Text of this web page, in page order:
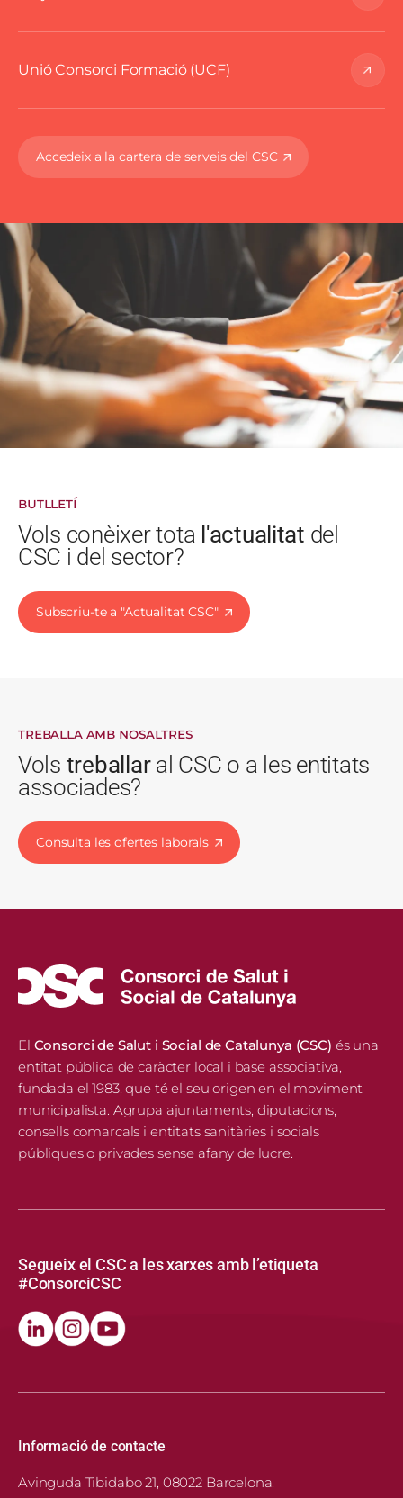
Unió Consorci Formació (UCF)
Accedeix a la cartera de serveis del CSC
BUTLLETÍ
Vols conèixer tota l'actualitat del
CSC i del sector?
Subscriu-te a "Actualitat CSC"
TREBALLA AMB NOSALTRES
Vols treballar al CSC o a les entitats
associades?
Consulta les ofertes laborals
El Consorci de Salut i Social de Catalunya (CSC) és una
entitat pública de caràcter local i base associativa,
fundada el 1983, que té el seu origen en el moviment
municipalista. Agrupa ajuntaments, diputacions,
consells comarcals i entitats sanitàries i socials
públiques o privades sense afany de lucre.
Segueix el CSC a les xarxes amb l’etiqueta
#ConsorciCSC
Informació de contacte
Avinguda Tibidabo 21, 08022 Barcelona.